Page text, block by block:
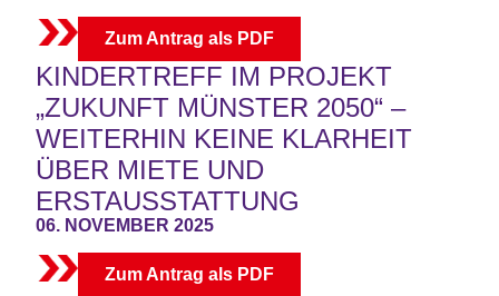
Zum Antrag als PDF
KINDERTREFF IM PROJEKT
„ZUKUNFT MÜNSTER 2050“ –
WEITERHIN KEINE KLARHEIT
ÜBER MIETE UND
ERSTAUSSTATTUNG
06. NOVEMBER 2025
Zum Antrag als PDF